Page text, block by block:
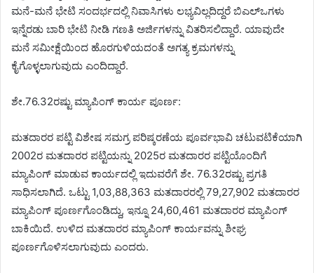
ಮನೆ-ಮನೆ ಭೇಟಿ ಸಂದರ್ಭದಲ್ಲಿ ನಿವಾಸಿಗಳು ಲಭ್ಯವಿಲ್ಲದಿದ್ದರೆ ಬಿಎಲ್‌ಒಗಳು
ಇನ್ನೆರಡು ಬಾರಿ ಭೇಟಿ ನೀಡಿ ಗಣತಿ ಅರ್ಜಿಗಳನ್ನು ವಿತರಿಸಲಿದ್ದಾರೆ. ಯಾವುದೇ
ಮನೆ ಸಮೀಕ್ಷೆಯಿಂದ ಹೊರಗುಳಿಯದಂತೆ ಅಗತ್ಯ ಕ್ರಮಗಳನ್ನು
ಕೈಗೊಳ್ಳಲಾಗುವುದು ಎಂದಿದ್ದಾರೆ.
ಶೇ.76.32ರಷ್ಟು ಮ್ಯಾಪಿಂಗ್ ಕಾರ್ಯ ಪೂರ್ಣ:
ಮತದಾರರ ಪಟ್ಟಿ ವಿಶೇಷ ಸಮಗ್ರ ಪರಿಷ್ಕರಣೆಯ ಪೂರ್ವಭಾವಿ ಚಟುವಟಿಕೆಯಾಗಿ
2002ರ ಮತದಾರರ ಪಟ್ಟಿಯನ್ನು 2025ರ ಮತದಾರರ ಪಟ್ಟಿಯೊಂದಿಗೆ
ಮ್ಯಾಪಿಂಗ್ ಮಾಡುವ ಕಾರ್ಯದಲ್ಲಿ ಇದುವರೆಗೆ ಶೇ. 76.32ರಷ್ಟು ಪ್ರಗತಿ
ಸಾಧಿಸಲಾಗಿದೆ. ಒಟ್ಟು 1,03,88,363 ಮತದಾರರಲ್ಲಿ 79,27,902 ಮತದಾರರ
ಮ್ಯಾಪಿಂಗ್ ಪೂರ್ಣಗೊಂಡಿದ್ದು, ಇನ್ನೂ 24,60,461 ಮತದಾರರ ಮ್ಯಾಪಿಂಗ್
ಬಾಕಿಯಿದೆ. ಉಳಿದ ಮತದಾರರ ಮ್ಯಾಪಿಂಗ್ ಕಾರ್ಯವನ್ನು ಶೀಘ್ರ
ಪೂರ್ಣಗೊಳಿಸಲಾಗುವುದು ಎಂದರು.